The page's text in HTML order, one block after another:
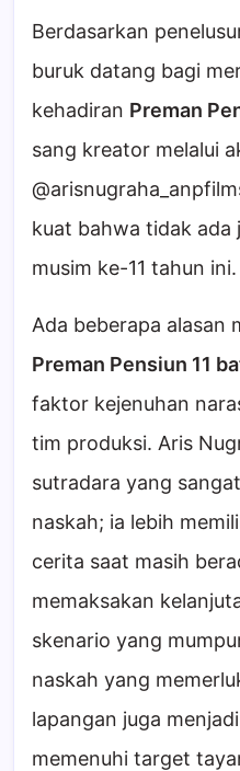
Berdasarkan
buruk datang bagi
kehadiran Preman
sang kreator melalui
kuat bahwa tidak ada
musim ke-11 tahun ini.
Ada beberapa alasan
Preman Pensiun 11
faktor kejenuhan
tim produksi. Aris
sutradara yang
naskah; ia lebih
cerita saat masih
memaksakan
skenario yang
naskah yang
lapangan juga
memenuhi target